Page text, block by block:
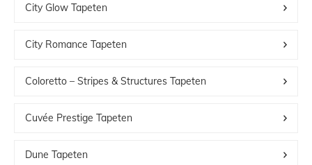
Cuvée Prestige Tapeten
Coloretto – Stripes & Structures Tapeten
Dune Tapeten
City Glow Tapeten
City Romance Tapeten